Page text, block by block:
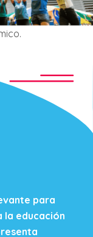
para
la educación